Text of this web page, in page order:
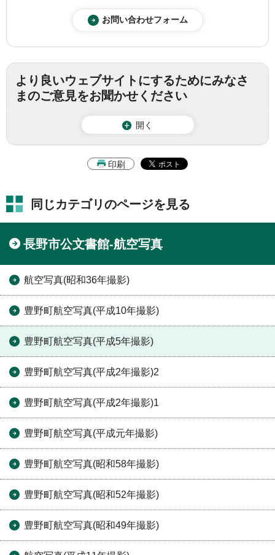
より良いウェブサイトにするためにみなさ
まのご意見をお聞かせください
開く
印刷
同じカテゴリのページを見る
長野市公文書館-航空写真
航空写真(昭和36年撮影)
豊野町航空写真(平成10年撮影)
豊野町航空写真(平成5年撮影)
豊野町航空写真(平成2年撮影)2
豊野町航空写真(平成2年撮影)1
豊野町航空写真(平成元年撮影)
豊野町航空写真(昭和58年撮影)
豊野町航空写真(昭和52年撮影)
豊野町航空写真(昭和49年撮影)